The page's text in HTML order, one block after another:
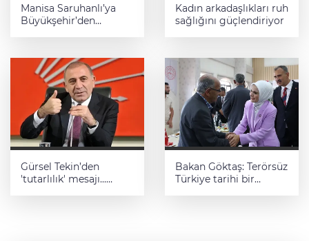
Manisa Saruhanlı’ya
Büyükşehir’den
Kadın arkadaşlıkları ruh
sağlığını güçlendiriyor
Gürsel Tekin’den
'tutarlılık' mesajı...
Bakan Göktaş: Terörsüz
Türkiye tarihi bir